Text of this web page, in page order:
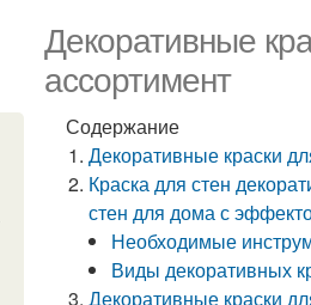
Декоративные
ассортимент
Содержание
Декоративные краски
Краска для стен
стен для дома с
Необходимые
Виды декоративных
Декоративные краски